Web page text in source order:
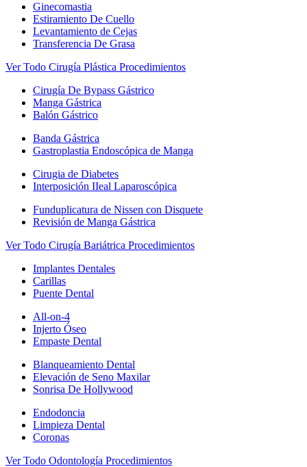
Ginecomastia
Estiramiento De Cuello
Levantamiento de Cejas
Transferencia De Grasa
Ver Todo Cirugía Plástica Procedimientos
Cirugía De Bypass Gástrico
Manga Gástrica
Balón Gástrico
Banda Gástrica
Gastroplastia Endoscópica de Manga
Cirugia de Diabetes
Interposición IIeal Laparoscópica
Funduplicatura de Nissen con Disquete
Revisión de Manga Gástrica
Ver Todo Cirugía Bariátrica Procedimientos
Implantes Dentales
Carillas
Puente Dental
All-on-4
Injerto Óseo
Empaste Dental
Blanqueamiento Dental
Elevación de Seno Maxilar
Sonrisa De Hollywood
Endodoncia
Limpieza Dental
Coronas
Ver Todo Odontología Procedimientos